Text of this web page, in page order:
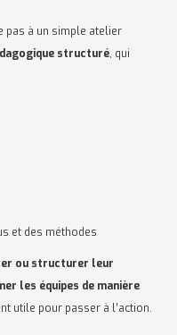
pas à un simple atelier
structuré, qui
et des méthodes
ou structurer leur
les équipes de manière
utile pour passer à l’action.